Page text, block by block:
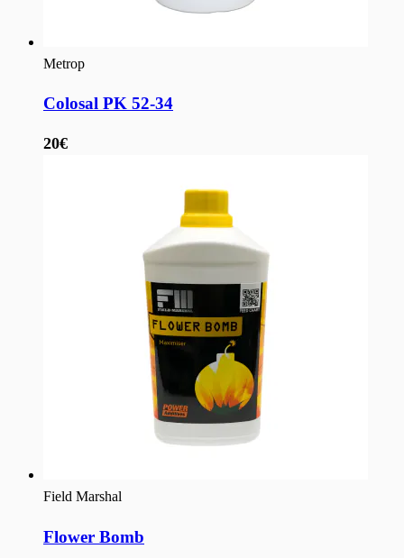
Metrop
Colosal PK 52-34
20€
Field Marshal
Flower Bomb